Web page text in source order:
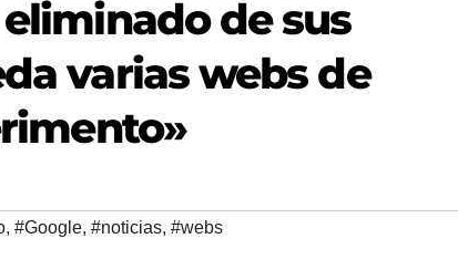
de sus
varias webs de
, #Google, #noticias, #webs